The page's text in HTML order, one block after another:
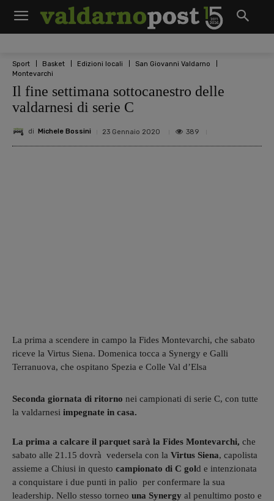
Sport Basket Edizioni locali
San Giovanni Valdarno
Montevarchi
Il fine settimana sottocanestro delle
valdarnesi di serie C
di Michele Bossini 23 Gennaio 2020 389
La prima a scendere in campo la Fides Montevarchi, che sabato
riceve la Virtus Siena. Domenica tocca a Synergy e Galli
Terranuova, che ospitano Spezia e Colle Val d’Elsa
Seconda giornata di ritorno nei campionati di serie C, con tutte
la valdarnesi impegnate in casa.
La prima a calcare il parquet sarà la Fides Montevarchi, che
sabato alle 21.15 dovrà vedersela con la Virtus Siena, capolista
assieme a Chiusi in questo campionato di C gold e intenzionata
a conquistare i due punti in palio per confermare la sua
leadership. Nello stesso torneo una Synergy al penultimo posto e